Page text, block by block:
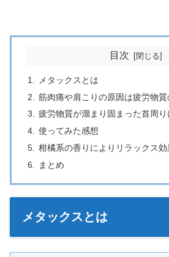
目次
メタックスとは
筋肉痛や肩こりの原因は疲労物
疲労物質が溜まり固まった首周
使ってみた感想
柑橘系の香りによりリラックス
まとめ
メタックスとは